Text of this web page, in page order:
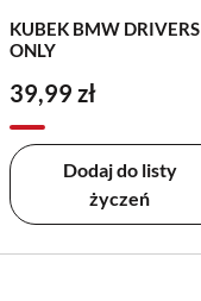
KUBEK BMW DRIVERS
ONLY
39,99 zł
Dodaj do listy
życzeń